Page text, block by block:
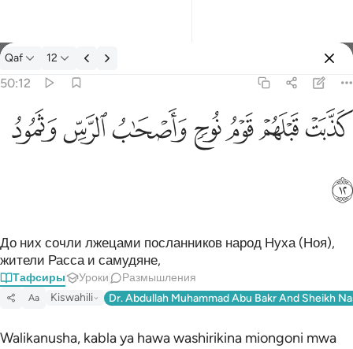
Тафсир: Qaf 50:12
Qaf 12
50:12
كذبت قبلهم قوم نوح واصحاب الرس وثمود ١٢
كَذَّبَتْ قَبْلَهُمْ قَوْمُ نُوحٍۢ وَأَصْحَـٰبُ ٱلرَّسِّ وَثَمُودُ ١٢
ﲫﲬﲭﲮﲯﲰﲱ
ﲲ
До них сочли лжецами посланников народ Нуха (Ноя),
жители Расса и самудяне,
Тафсиры Уроки Размышления
Aa Kiswahili Dr. Abdullah Muhammad Abu Bakr And Sheikh
Walikanusha, kabla ya hawa washirikina miongoni mwa